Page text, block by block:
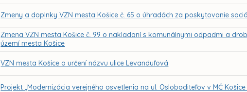
Zmeny a doplnky VZN mesta Košice č. 65 o úhradách za poskytovanie
Zmena VZN mesta Košice č. 99 o nakladaní s komunálnymi odpadmi a
území mesta Košice
VZN mesta Košice o určení názvu ulice Levanduľová
Projekt „Modernizácia verejného osvetlenia na ul. Osloboditeľov v MČ Košice